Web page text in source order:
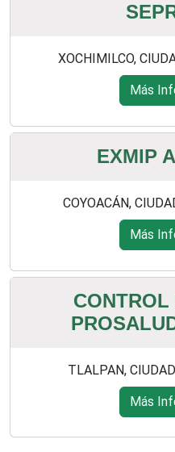
XOCHIMILCO,
Más
EXMIP
COYOACÁN,
Más
TLALPAN,
Más